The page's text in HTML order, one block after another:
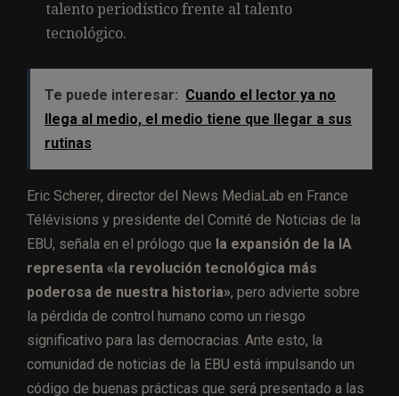
talento periodístico frente al talento
tecnológico.
Te puede interesar: Cuando el lector ya no
llega al medio, el medio tiene que llegar a sus
rutinas
Eric Scherer, director del News MediaLab en France
Télévisions y presidente del Comité de Noticias de la
EBU, señala en el prólogo que la expansión de la IA
representa «la revolución tecnológica más
poderosa de nuestra historia», pero advierte sobre
la pérdida de control humano como un riesgo
significativo para las democracias. Ante esto, la
comunidad de noticias de la EBU está impulsando un
código de buenas prácticas que será presentado a las